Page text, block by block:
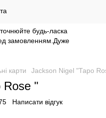
будь-ласка
замовленням.Дуже
карти Jackson Nigel "Таро
Rose "
Написати відгук